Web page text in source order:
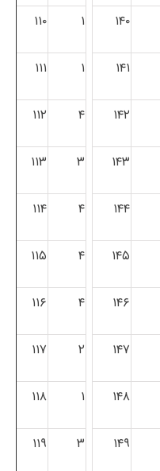
۱۴۰ ۱ ۱۱۰
۱۴۱ ۱ ۱۱۱
۱۴۲ ۴ ۱۱۲
۱۴۳ ۳ ۱۱۳
۱۴۴ ۴ ۱۱۴
۱۴۵ ۴ ۱۱۵
۱۴۶ ۴ ۱۱۶
۱۴۷ ۲ ۱۱۷
۱۴۸ ۱ ۱۱۸
۱۴۹ ۳ ۱۱۹